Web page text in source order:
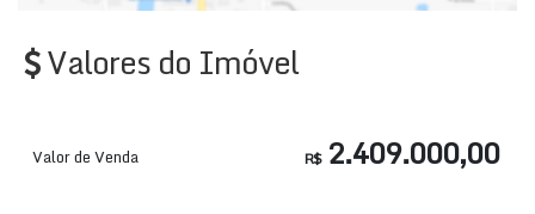
Valores do Imóvel
R$2.409.000,00
Valor de Venda